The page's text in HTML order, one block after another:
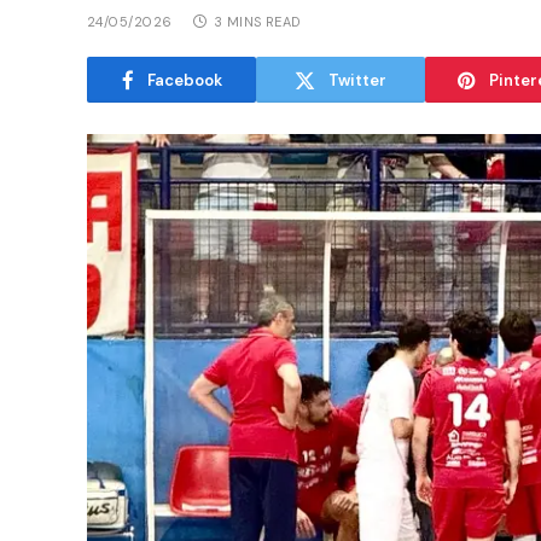
24/05/2026 3 MINS READ
Facebook Twitter